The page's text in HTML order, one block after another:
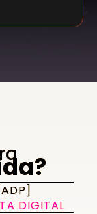
DIGITAL